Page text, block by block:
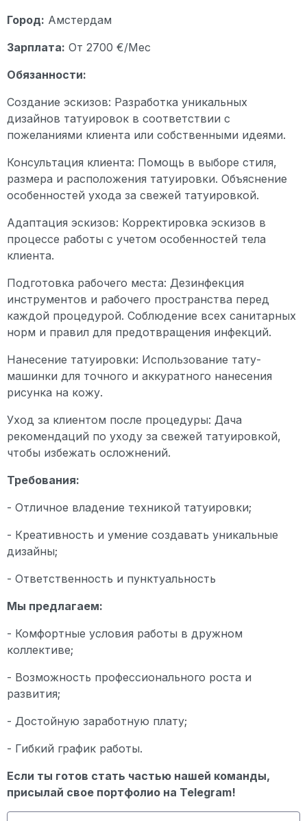
Город: Амстердам
Зарплата: От 2700 €/Мес
Обязанности:
Создание эскизов: Разработка уникальных
дизайнов татуировок в соответствии с
пожеланиями клиента или собственными идеями.
Консультация клиента: Помощь в выборе стиля,
размера и расположения татуировки. Объяснение
особенностей ухода за свежей татуировкой.
Адаптация эскизов: Корректировка эскизов в
процессе работы с учетом особенностей тела
клиента.
Подготовка рабочего места: Дезинфекция
инструментов и рабочего пространства перед
каждой процедурой. Соблюдение всех санитарных
норм и правил для предотвращения инфекций.
Нанесение татуировки: Использование тату-
машинки для точного и аккуратного нанесения
рисунка на кожу.
Уход за клиентом после процедуры: Дача
рекомендаций по уходу за свежей татуировкой,
чтобы избежать осложнений.
Требования:
- Отличное владение техникой татуировки;
- Креативность и умение создавать уникальные
дизайны;
- Ответственность и пунктуальность
Мы предлагаем:
- Комфортные условия работы в дружном
коллективе;
- Возможность профессионального роста и
развития;
- Достойную заработную плату;
- Гибкий график работы.
Если ты готов стать частью нашей команды,
присылай свое портфолио на Telegram!